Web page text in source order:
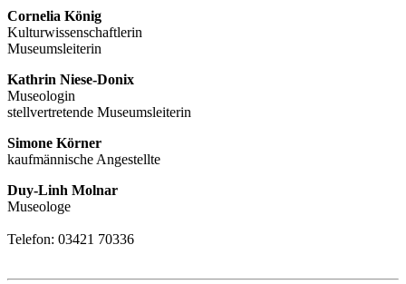
Cornelia König
Kulturwissenschaftlerin
Museumsleiterin
Kathrin Niese-Donix
Museologin
stellvertretende Museumsleiterin
Simone Körner
kaufmännische Angestellte
Duy-Linh Molnar
Museologe
Telefon: 03421 70336